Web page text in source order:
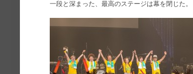
一段と深まった、最高のステージは幕を閉じた。